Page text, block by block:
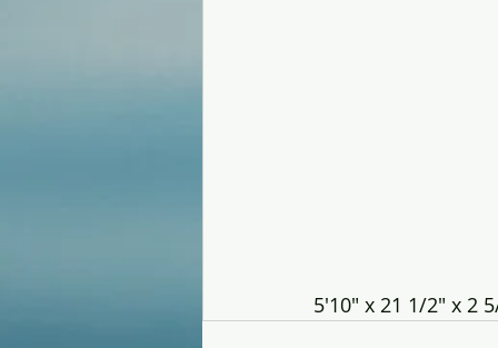
5'10" x 21 1/2" x 2